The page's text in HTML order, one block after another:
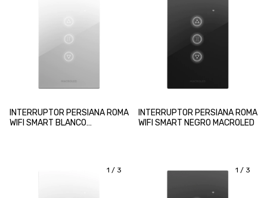
INTERRUPTOR PERSIANA ROMA
WIFI SMART BLANCO
INTERRUPTOR PERSIANA ROMA
WIFI SMART NEGRO MACROLED
1 / 3 1 / 3